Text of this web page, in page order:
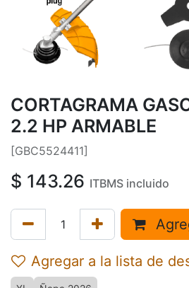
CORTAGRAMA
2.2 HP ARMABLE
[GBC5524411]
$ 143.26 ITBMS incluido
Agregar a la lista de